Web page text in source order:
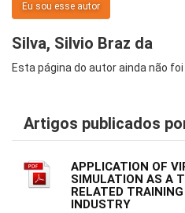
Eu sou esse autor
Silva, Silvio Braz da
Esta página do autor ainda não
Artigos publicados
APPLICATION OF
SIMULATION AS A
RELATED
INDUSTRY